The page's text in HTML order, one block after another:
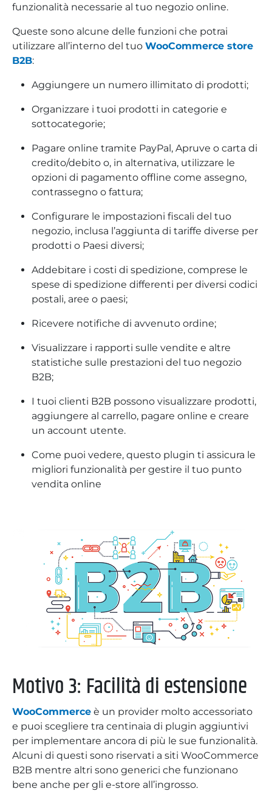
funzionalità necessarie al tuo negozio online.
Queste sono alcune delle funzioni che potrai
utilizzare all’interno del tuo WooCommerce store
B2B:
Aggiungere un numero illimitato di prodotti;
Organizzare i tuoi prodotti in categorie e
sottocategorie;
Pagare online tramite PayPal, Apruve o carta di
credito/debito o, in alternativa, utilizzare le
opzioni di pagamento offline come assegno,
contrassegno o fattura;
Configurare le impostazioni fiscali del tuo
negozio, inclusa l’aggiunta di tariffe diverse per
prodotti o Paesi diversi;
Addebitare i costi di spedizione, comprese le
spese di spedizione differenti per diversi codici
postali, aree o paesi;
Ricevere notifiche di avvenuto ordine;
Visualizzare i rapporti sulle vendite e altre
statistiche sulle prestazioni del tuo negozio
B2B;
I tuoi clienti B2B possono visualizzare prodotti,
aggiungere al carrello, pagare online e creare
un account utente.
Come puoi vedere, questo plugin ti assicura le
migliori funzionalità per gestire il tuo punto
vendita online
Motivo 3: Facilità di estensione
WooCommerce è un provider molto accessoriato
e puoi scegliere tra centinaia di plugin aggiuntivi
per implementare ancora di più le sue funzionalità.
Alcuni di questi sono riservati a siti WooCommerce
B2B mentre altri sono generici che funzionano
bene anche per gli e-store all’ingrosso.